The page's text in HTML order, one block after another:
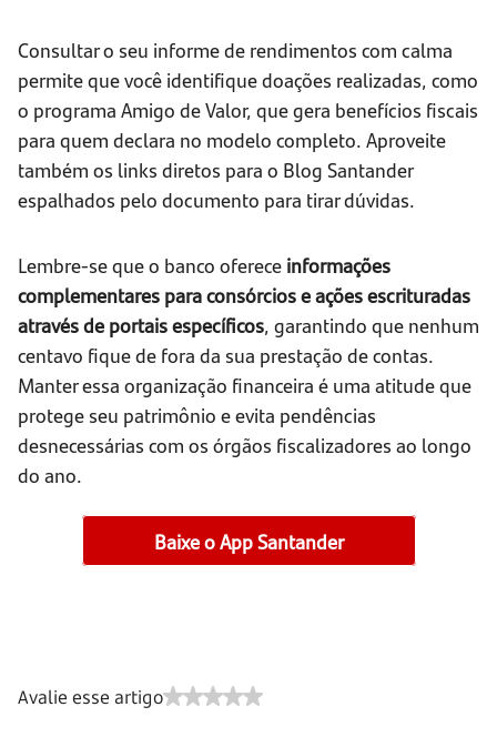
Consultar o seu informe de rendimentos com calma
permite que você identifique doações realizadas, como
o programa Amigo de Valor, que gera benefícios fiscais
para quem declara no modelo completo. Aproveite
também os links diretos para o Blog Santander
espalhados pelo documento para tirar dúvidas.
Lembre-se que o banco oferece informações
complementares para consórcios e ações escrituradas
através de portais específicos, garantindo que nenhum
centavo fique de fora da sua prestação de contas.
Manter essa organização financeira é uma atitude que
protege seu patrimônio e evita pendências
desnecessárias com os órgãos fiscalizadores ao longo
do ano.
Baixe o App Santander
Avalie esse artigo